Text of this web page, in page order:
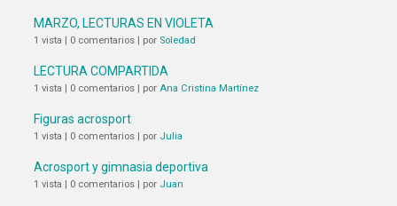
MARZO, LECTURAS EN VIOLETA
1 vista 0 comentarios por Soledad
LECTURA COMPARTIDA
1 vista 0 comentarios por Ana Cristina Martínez
Figuras acrosport
1 vista 0 comentarios por Julia
Acrosport y gimnasia deportiva
1 vista 0 comentarios por Juan